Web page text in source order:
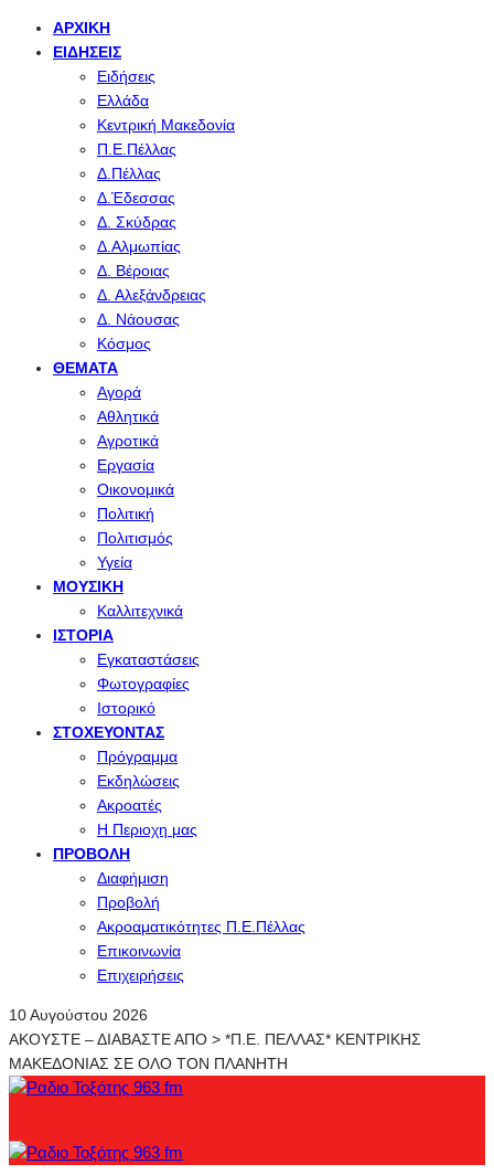
ΑΡΧΙΚΉ
ΕΙΔΉΣΕΙΣ
Ειδήσεις
Ελλάδα
Κεντρική Μακεδονία
Π.Ε.Πέλλας
Δ.Πέλλας
Δ.Έδεσσας
Δ. Σκύδρας
Δ.Αλμωπίας
Δ. Βέροιας
Δ. Αλεξάνδρειας
Δ. Νάουσας
Κόσμος
ΘΈΜΑΤΑ
Αγορά
Αθλητικά
Αγροτικά
Εργασία
Οικονομικά
Πολιτική
Πολιτισμός
Υγεία
ΜΟΥΣΙΚΉ
Καλλιτεχνικά
ΙΣΤΟΡΊΑ
Εγκαταστάσεις
Φωτογραφίες
Ιστορικό
ΣΤΟΧΕΎΟΝΤΑΣ
Πρόγραμμα
Εκδηλώσεις
Ακροατές
Η Περιοχη μας
ΠΡΟΒΟΛΉ
Διαφήμιση
Προβολή
Ακροαματικότητες Π.Ε.Πέλλας
Επικοινωνία
Επιχειρήσεις
10 Αυγούστου 2026
ΑΚΟΥΣΤΕ – ΔΙΑΒΑΣΤΕ ΑΠΟ > *Π.Ε. ΠΕΛΛΑΣ* ΚΕΝΤΡΙΚΗΣ
ΜΑΚΕΔΟΝΙΑΣ ΣΕ ΟΛΟ ΤΟΝ ΠΛΑΝΗΤΗ